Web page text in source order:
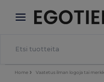
× Egotier-sovellus
Paremmat hinnat
Home Vaatetus ilman logoja tai